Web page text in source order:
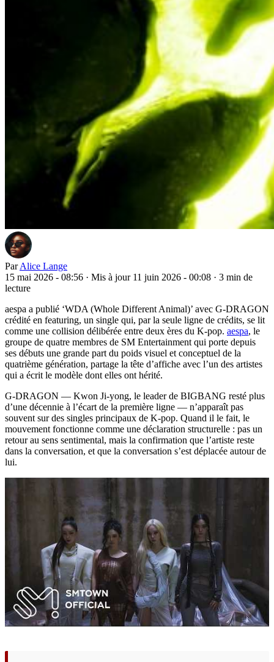
Par Alice Lange
15 mai 2026 - 08:56 · Mis à jour 11 juin 2026 - 00:08 · 3 min de
lecture
aespa a publié ‘WDA (Whole Different Animal)’ avec G-DRAGON
crédité en featuring, un single qui, par la seule ligne de crédits, se lit
comme une collision délibérée entre deux ères du K-pop. aespa, le
groupe de quatre membres de SM Entertainment qui porte depuis
ses débuts une grande part du poids visuel et conceptuel de la
quatrième génération, partage la tête d’affiche avec l’un des artistes
qui a écrit le modèle dont elles ont hérité.
G-DRAGON — Kwon Ji-yong, le leader de BIGBANG resté plus
d’une décennie à l’écart de la première ligne — n’apparaît pas
souvent sur des singles principaux de K-pop. Quand il le fait, le
mouvement fonctionne comme une déclaration structurelle : pas un
retour au sens sentimental, mais la confirmation que l’artiste reste
dans la conversation, et que la conversation s’est déplacée autour de
lui.